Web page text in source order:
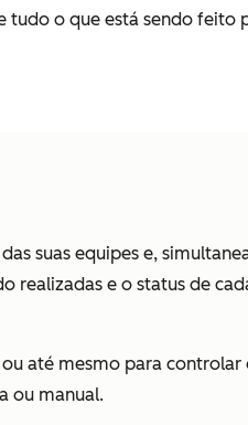
o que está sendo feito
suas equipes e,
e o status de
ou até mesmo para controlar
ou manual.